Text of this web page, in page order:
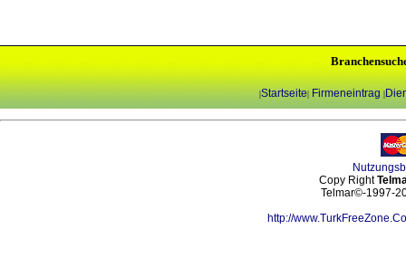
|Startseite| Firmeneintrag |
Copy Right
Telmar©-1997-
http://